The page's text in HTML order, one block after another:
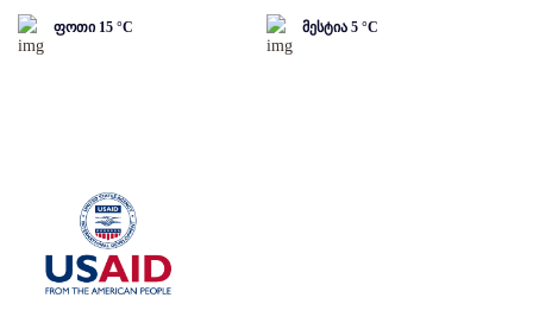
ფოთი 15 °C მესტია 5 °C